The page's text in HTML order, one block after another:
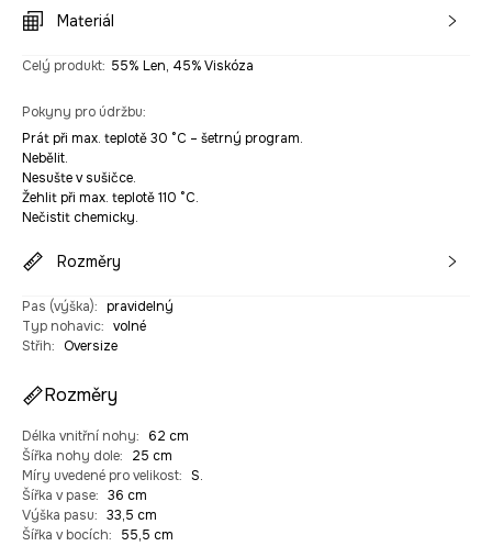
Materiál
Celý produkt: 55% Len, 45% Viskóza
Pokyny pro údržbu:
Prát při max. teplotě 30 °C – šetrný program.
Nebělit.
Nesušte v sušičce.
Žehlit při max. teplotě 110 °C.
Nečistit chemicky.
Rozměry
Pas (výška): pravidelný
Typ nohavic: volné
Střih: Oversize
Rozměry
Délka vnitřní nohy:
62 cm
Šířka nohy dole:
25 cm
Míry uvedené pro velikost: S.
Šířka v pase: 36 cm
Výška pasu: 33,5 cm
Šířka v bocích: 55,5 cm